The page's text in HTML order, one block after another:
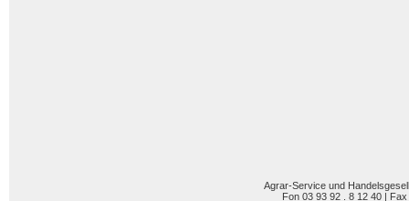
Agrar-Service und
Fon 03 93 92 . 8 12 40 |